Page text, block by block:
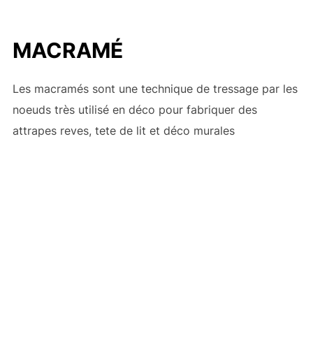
MACRAMÉ
Les macramés sont une technique de tressage par les
noeuds très utilisé en déco pour fabriquer des
attrapes reves, tete de lit et déco murales